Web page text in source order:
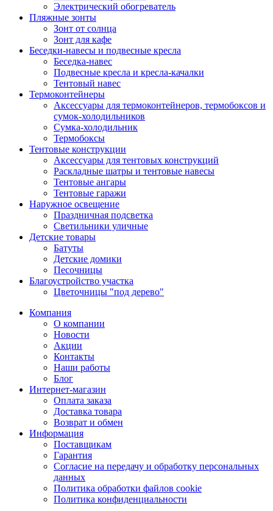
Электрический обогреватель
Пляжные зонты
Зонт от солнца
Зонт для кафе
Беседки-навесы и подвесные кресла
Беседка-навес
Подвесные кресла и кресла-качалки
Тентовый навес
Термоконтейнеры
Аксессуары для термоконтейнеров, термобоксов и
сумок-холодильников
Сумка-холодильник
Термобоксы
Тентовые конструкции
Аксессуары для тентовых конструкций
Раскладные шатры и тентовые навесы
Тентовые ангары
Тентовые гаражи
Наружное освещение
Праздничная подсветка
Светильники уличные
Детские товары
Батуты
Детские домики
Песочницы
Благоустройство участка
Цветочницы "под дерево"
Компания
О компании
Новости
Акции
Контакты
Наши работы
Блог
Интернет-магазин
Оплата заказа
Доставка товара
Возврат и обмен
Информация
Поставщикам
Гарантия
Согласие на передачу и обработку персональных
данных
Политика обработки файлов cookie
Политика конфиденциальности